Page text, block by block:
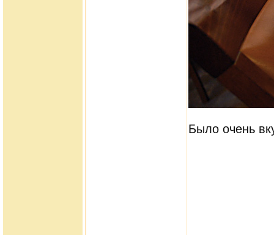
Было очень